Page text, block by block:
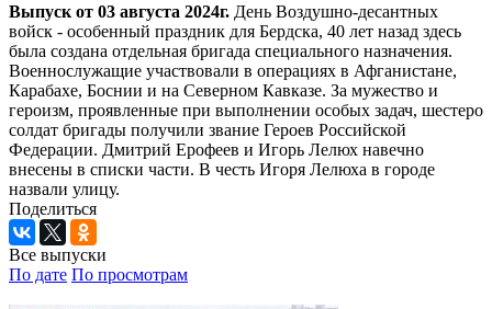
Выпуск от 03 августа 2024г. День Воздушно-десантных
войск - особенный праздник для Бердска, 40 лет назад здесь
была создана отдельная бригада специального назначения.
Военнослужащие участвовали в операциях в Афганистане,
Карабахе, Боснии и на Северном Кавказе. За мужество и
героизм, проявленные при выполнении особых задач, шестеро
солдат бригады получили звание Героев Российской
Федерации. Дмитрий Ерофеев и Игорь Лелюх навечно
внесены в списки части. В честь Игоря Лелюха в городе
назвали улицу.
Поделиться
Все выпуски
По дате По просмотрам